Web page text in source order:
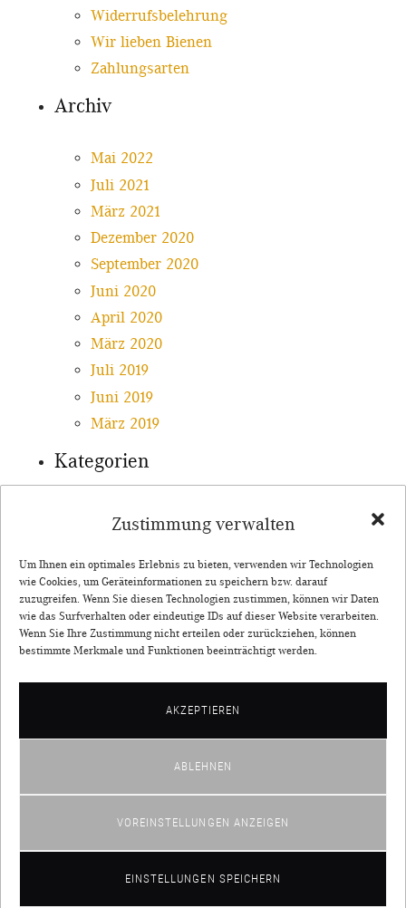
Zustimmung verwalten
Um Ihnen ein optimales Erlebnis zu bieten, verwenden wir Technologien
wie Cookies, um Geräteinformationen zu speichern bzw. darauf
zuzugreifen. Wenn Sie diesen Technologien zustimmen, können wir Daten
wie das Surfverhalten oder eindeutige IDs auf dieser Website verarbeiten.
Wenn Sie Ihre Zustimmung nicht erteilen oder zurückziehen, können
bestimmte Merkmale und Funktionen beeinträchtigt werden.
AKZEPTIEREN
ABLEHNEN
VOREINSTELLUNGEN ANZEIGEN
EINSTELLUNGEN SPEICHERN
Widerrufsbelehrung
Wir lieben Bienen
Zahlungsarten
Archiv
Mai 2022
Juli 2021
März 2021
Dezember 2020
September 2020
Juni 2020
April 2020
März 2020
Juli 2019
Juni 2019
März 2019
Kategorien
Allgemein
Einnehmen(9)
Injektion(7)
Wissenswertes(14)
Wissenswertes(3)
©2026 St. JohanserKontakt Impressum